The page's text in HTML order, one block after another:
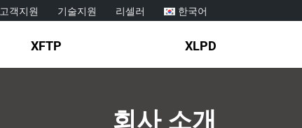
고객지원 기술지원 리셀러 한국어
XFTP XLPD
회사 소개